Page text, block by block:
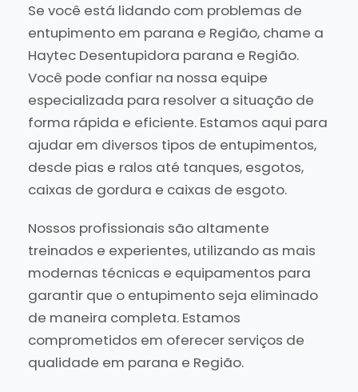
Se você está lidando com problemas de
entupimento em parana e Região, chame a
Haytec Desentupidora parana e Região.
Você pode confiar na nossa equipe
especializada para resolver a situação de
forma rápida e eficiente. Estamos aqui para
ajudar em diversos tipos de entupimentos,
desde pias e ralos até tanques, esgotos,
caixas de gordura e caixas de esgoto.
Nossos profissionais são altamente
treinados e experientes, utilizando as mais
modernas técnicas e equipamentos para
garantir que o entupimento seja eliminado
de maneira completa. Estamos
comprometidos em oferecer serviços de
qualidade em parana e Região.